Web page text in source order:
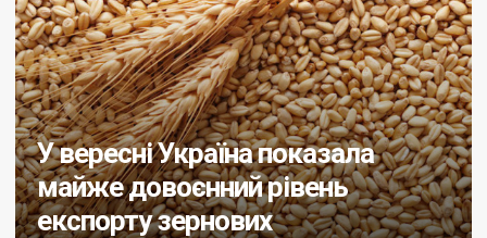
У вересні Україна показала
майже довоєнний рівень
експорту зернових